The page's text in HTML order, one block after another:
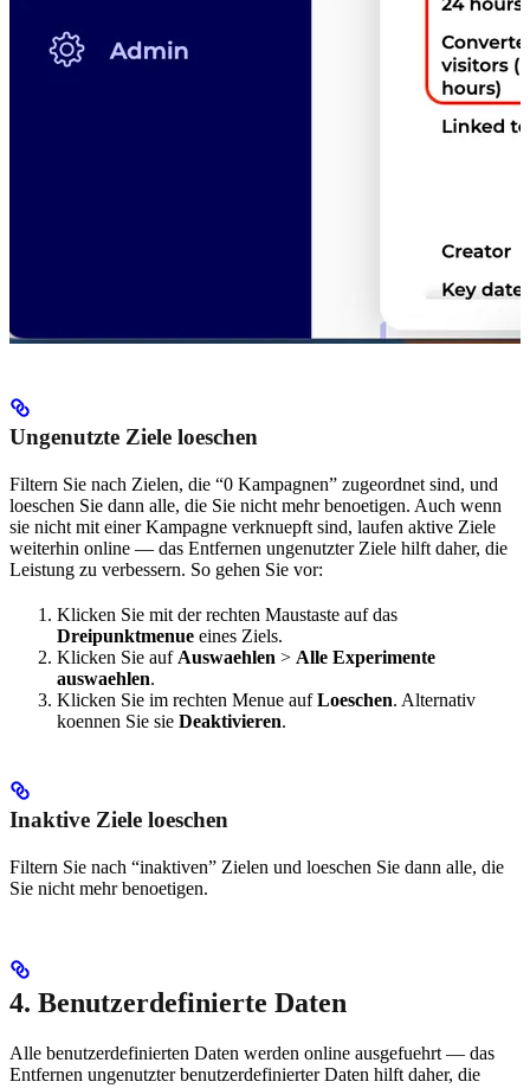
Ungenutzte Ziele loeschen
Filtern Sie nach Zielen, die “0 Kampagnen” zugeordnet sind, und
loeschen Sie dann alle, die Sie nicht mehr benoetigen. Auch wenn
sie nicht mit einer Kampagne verknuepft sind, laufen aktive Ziele
weiterhin online — das Entfernen ungenutzter Ziele hilft daher, die
Leistung zu verbessern. So gehen Sie vor:
Klicken Sie mit der rechten Maustaste auf das
Dreipunktmenue eines Ziels.
Klicken Sie auf Auswaehlen > Alle Experimente
auswaehlen.
Klicken Sie im rechten Menue aufLoeschen. Alternativ
koennen Sie sie Deaktivieren.
Inaktive Ziele loeschen
Filtern Sie nach “inaktiven” Zielen und loeschen Sie dann alle, die
Sie nicht mehr benoetigen.
4. Benutzerdefinierte Daten
Alle benutzerdefinierten Daten werden online ausgefuehrt — das
Entfernen ungenutzter benutzerdefinierter Daten hilft daher, die